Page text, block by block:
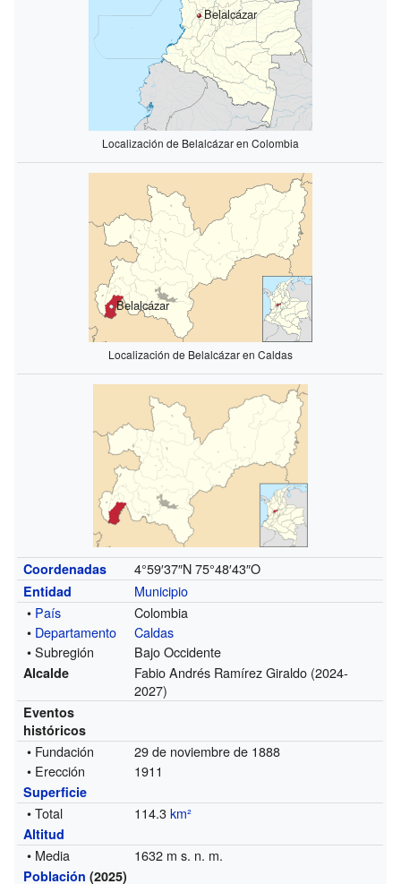
Belalcázar
Localización de Belalcázar en Colombia
Belalcázar
Localización de Belalcázar en Caldas
Coordenadas 4°59′37″N 75°48′43″O
Entidad
Municipio
• País
Colombia
• Departamento
Caldas
• Subregión
Bajo Occidente
Alcalde Fabio Andrés Ramírez Giraldo (2024-
2027)
Eventos
históricos
• Fundación
29 de noviembre de 1888
• Erección
1911
Superficie
• Total 114.3km²
Altitud
• Media 1632 m s. n. m.
Población (2025)